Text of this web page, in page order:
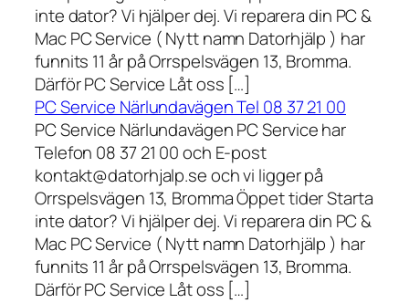
inte dator? Vi hjälper dej. Vi reparera din PC &
Mac PC Service ( Nytt namn Datorhjälp ) har
funnits 11 år på Orrspelsvägen 13, Bromma.
Därför PC Service Låt oss […]
PC Service Närlundavägen Tel 08 37 21 00
PC Service Närlundavägen PC Service har
Telefon 08 37 21 00 och E-post
kontakt@datorhjalp.se och vi ligger på
Orrspelsvägen 13, Bromma Öppet tider Starta
inte dator? Vi hjälper dej. Vi reparera din PC &
Mac PC Service ( Nytt namn Datorhjälp ) har
funnits 11 år på Orrspelsvägen 13, Bromma.
Därför PC Service Låt oss […]